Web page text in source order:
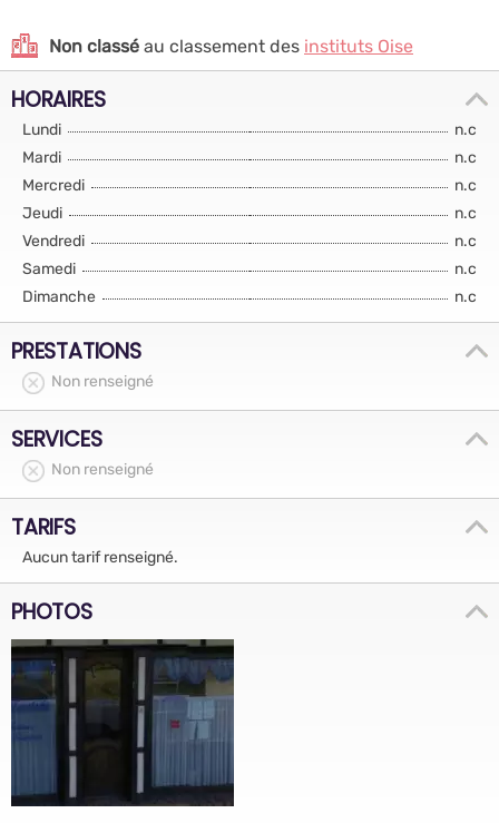
Non classé au classement des instituts Oise
HORAIRES
Lundi
n.c
Mardi
n.c
Mercredi
n.c
Jeudi
n.c
Vendredi
n.c
Samedi
n.c
Dimanche
n.c
PRESTATIONS
Non renseigné
SERVICES
Non renseigné
TARIFS
Aucun tarif renseigné.
PHOTOS